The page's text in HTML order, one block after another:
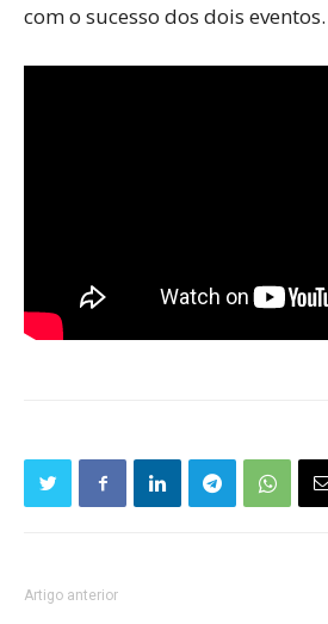
com o sucesso dos dois eventos.
Artigo anterior